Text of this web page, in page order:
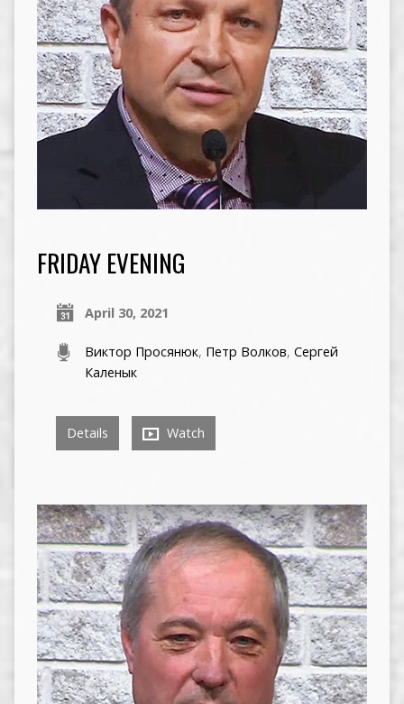
FRIDAY EVENING
April 30, 2021
Виктор Просянюк, Петр Волков,Сергей
Каленык
Details Watch